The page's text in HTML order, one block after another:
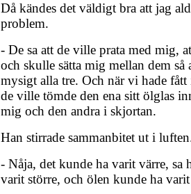
Då kändes det väldigt bra att jag
problem.
- De sa att de ville prata med mig,
och skulle sätta mig mellan dem
mysigt alla tre. Och när vi hade fått
de ville tömde den ena sitt ölglas
mig och den andra i skjortan.
Han stirrade sammanbitet ut i
- Nåja, det kunde ha varit värre, sa
varit större, och ölen kunde ha